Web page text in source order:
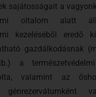
sajátosságait a
oltalom alatt
kezeléséből eredő
gazdálkodásnak
a
valamint az
génrezervátumként